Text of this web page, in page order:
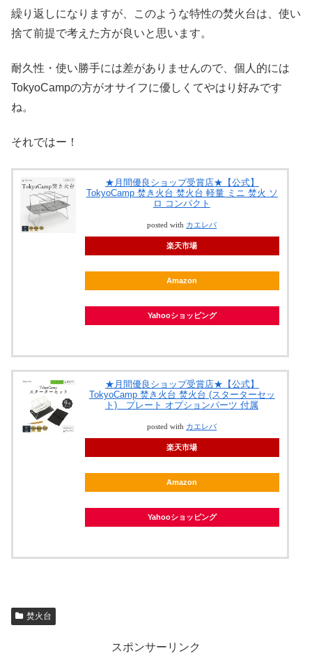
繰り返しになりますが、このような特性の焚火台は、使い
捨て前提で考えた方が良いと思います。
耐久性・使い勝手には差がありませんので、個人的には
TokyoCampの方がオサイフに優しくてやはり好みです
ね。
それではー！
★月間優良ショップ受賞店★【公式】
TokyoCamp 焚き火台 焚火台 軽量 ミニ 焚火 ソ
ロ コンパクト
posted with カエレバ
楽天市場
Amazon
Yahooショッピング
★月間優良ショップ受賞店★【公式】
TokyoCamp 焚き火台 焚火台 (スターターセッ
ト) プレート オプションパーツ 付属
posted with カエレバ
楽天市場
Amazon
Yahooショッピング
焚火台
スポンサーリンク